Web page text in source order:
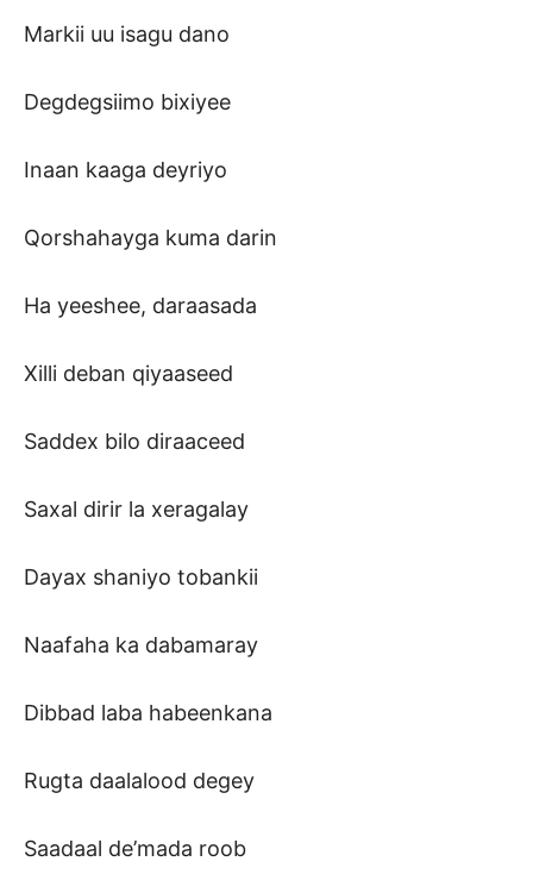
Markii uu isagu dano
Degdegsiimo bixiyee
Inaan kaaga deyriyo
Qorshahayga kuma darin
Ha yeeshee, daraasada
Xilli deban qiyaaseed
Saddex bilo diraaceed
Saxal dirir la xeragalay
Dayax shaniyo tobankii
Naafaha ka dabamaray
Dibbad laba habeenkana
Rugta daalalood degey
Saadaal de’mada roob